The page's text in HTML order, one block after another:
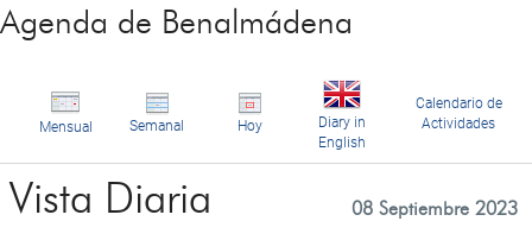
Agenda de Benalmádena
Mensual Semanal Hoy
Diary in
English
Calendario de
Actividades
Vista Diaria 08 Septiembre 2023